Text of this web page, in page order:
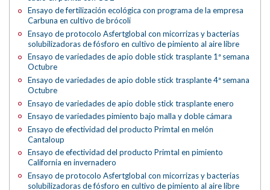
Ensayo de fertilización ecológica con programa de la empresa
Carbuna en cultivo de brócoli
Ensayo de protocolo Asfertglobal con micorrizas y bacterias
solubilizadoras de fósforo en cultivo de pimiento al aire libre
Ensayo de variedades de apio doble stick trasplante 1ª semana
Octubre
Ensayo de variedades de apio doble stick trasplante 4ª semana
Octubre
Ensayo de variedades de apio doble stick trasplante enero
Ensayo de variedades pimiento bajo malla y doble cámara
Ensayo de efectividad del producto Primtal en melón
Cantaloup
Ensayo de efectividad del producto Primtal en pimiento
California en invernadero
Ensayo de protocolo Asfertglobal con micorrizas y bacterias
solubilizadoras de fósforo en cultivo de pimiento al aire libre